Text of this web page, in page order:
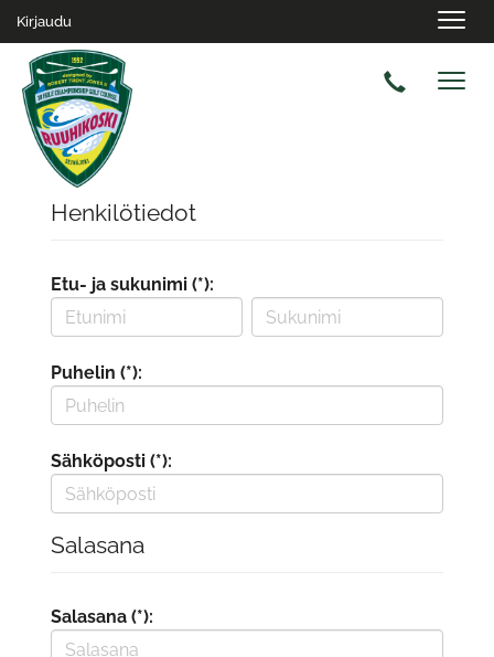
Kirjaudu
Henkilötiedot
Etu- ja sukunimi (*):
Puhelin (*):
Sähköposti (*):
Salasana
Salasana (*):